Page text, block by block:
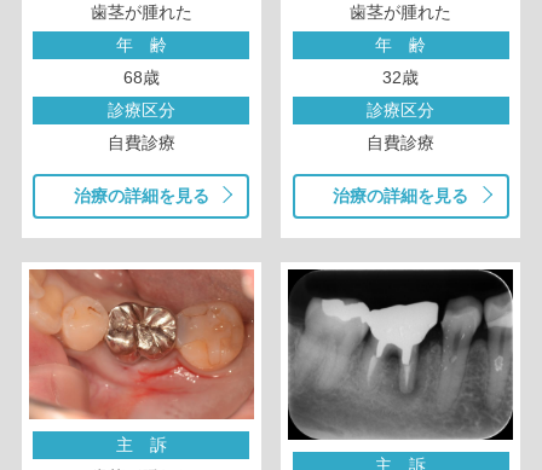
歯茎が腫れた
年 齢
68歳
診療区分
自費診療
治療の詳細を見る
歯茎が腫れた
年 齢
32歳
診療区分
自費診療
治療の詳細を見る
主 訴
主 訴